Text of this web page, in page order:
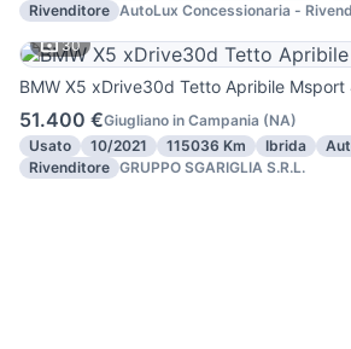
Rivenditore AutoLux Concessionaria -
30
BMW X5 xDrive30d Tetto Apribile Msport
51.400 €Giugliano in Campania (NA)
Usato
10/2021 115036 Km Ibrida
Rivenditore GRUPPO SGARIGLIA S.R.L.